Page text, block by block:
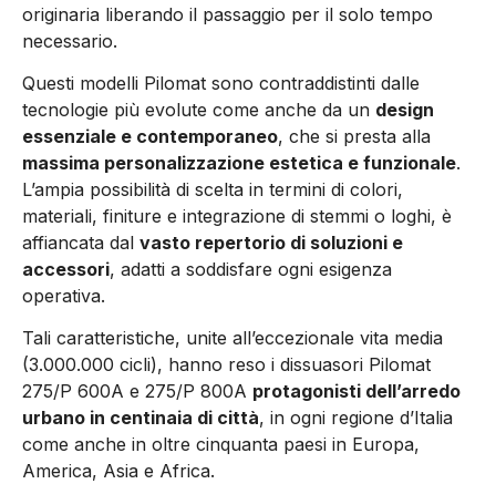
originaria liberando il passaggio per il solo tempo
necessario.
Questi modelli Pilomat sono contraddistinti dalle
tecnologie più evolute come anche da un design
essenziale e contemporaneo, che si presta alla
massima personalizzazione estetica e funzionale.
L’ampia possibilità di scelta in termini di colori,
materiali, finiture e integrazione di stemmi o loghi, è
affiancata dal vasto repertorio di soluzioni e
accessori, adatti a soddisfare ogni esigenza
operativa.
Tali caratteristiche, unite all’eccezionale vita media
(3.000.000 cicli), hanno reso i dissuasori Pilomat
275/P 600A e 275/P 800A protagonisti dell’arredo
urbano in centinaia di città, in ogni regione d’Italia
come anche in oltre cinquanta paesi in Europa,
America, Asia e Africa.